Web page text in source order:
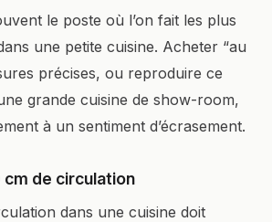
le poste où l’on fait les plus
une petite cuisine. Acheter “au
précises, ou reproduire ce
grande cuisine de show-room,
à un sentiment d’écrasement.
de circulation
dans une cuisine doit